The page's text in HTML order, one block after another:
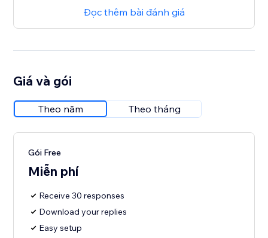
Đọc thêm bài đánh giá
Giá và gói
Theo năm Theo tháng
Gói Free
Miễn phí
Receive 30 responses
Download your replies
Easy setup